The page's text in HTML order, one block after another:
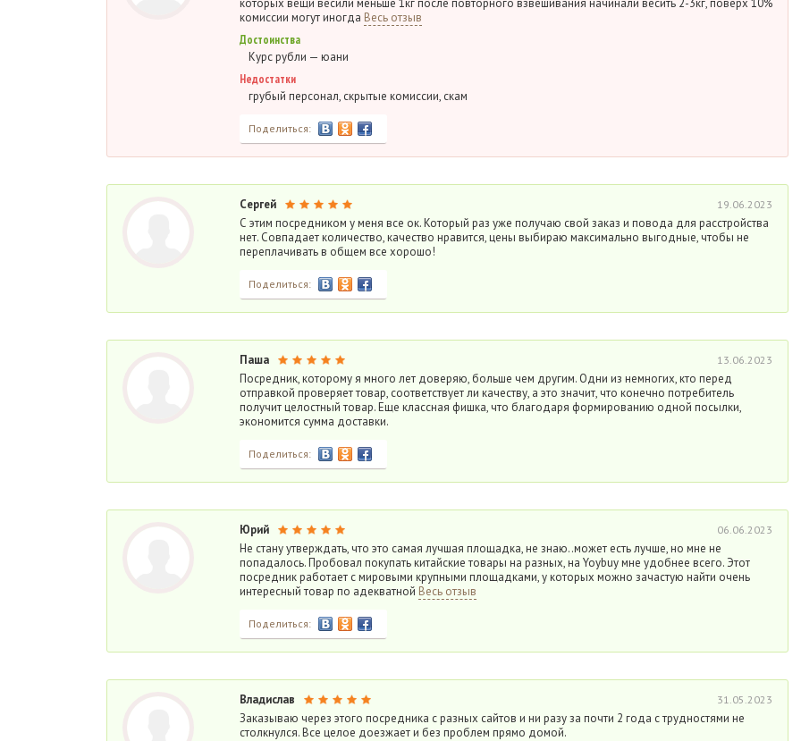
которых вещи весили меньше 1кг после повторного взвешивания начинали весить 2-3кг, поверх 10%
комиссии могут иногда Весь отзыв
Достоинства
Курс рубли — юани
Недостатки
грубый персонал, скрытые комиссии, скам
Поделиться:
Сергей 19.06.2023
С этим посредником у меня все ок. Который раз уже получаю свой заказ и повода для расстройства
нет. Совпадает количество, качество нравится, цены выбираю максимально выгодные, чтобы не
переплачивать в общем все хорошо!
Поделиться:
Паша 13.06.2023
Посредник, которому я много лет доверяю, больше чем другим. Одни из немногих, кто перед
отправкой проверяет товар, соответствует ли качеству, а это значит, что конечно потребитель
получит целостный товар. Еще классная фишка, что благодаря формированию одной посылки,
экономится сумма доставки.
Поделиться:
Юрий 06.06.2023
Не стану утверждать, что это самая лучшая площадка, не знаю..может есть лучше, но мне не
попадалось. Пробовал покупать китайские товары на разных, на Yoybuy мне удобнее всего. Этот
посредник работает с мировыми крупными площадками, у которых можно зачастую найти очень
интересный товар по адекватной Весь отзыв
Поделиться:
Владислав 31.05.2023
Заказываю через этого посредника с разных сайтов и ни разу за почти 2 года с трудностями не
столкнулся. Все целое доезжает и без проблем прямо домой.